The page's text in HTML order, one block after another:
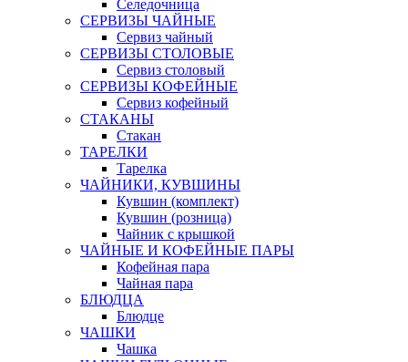
Селедочница
СЕРВИЗЫ ЧАЙНЫЕ
Сервиз чайный
СЕРВИЗЫ СТОЛОВЫЕ
Сервиз столовый
СЕРВИЗЫ КОФЕЙНЫЕ
Сервиз кофейный
СТАКАНЫ
Стакан
ТАРЕЛКИ
Тарелка
ЧАЙНИКИ, КУВШИНЫ
Кувшин (комплект)
Кувшин (розница)
Чайник с крышкой
ЧАЙНЫЕ И КОФЕЙНЫЕ ПАРЫ
Кофейная пара
Чайная пара
БЛЮДЦА
Блюдце
ЧАШКИ
Чашка